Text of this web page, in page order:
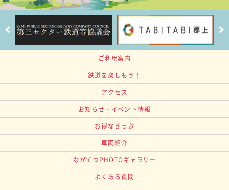
ご利用案内
鉄道を楽しもう！
アクセス
お知らせ・イベント情報
お得なきっぷ
車両紹介
ながてつPHOTOギャラリー
よくある質問